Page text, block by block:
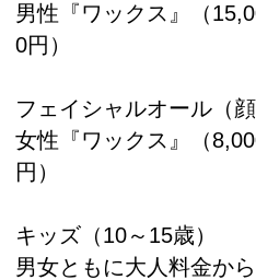
男性『ワックス』（
0円）
フェイシャルオール（
女性『ワックス』（
円）
キッズ（10～15歳）
男女ともに大人料金か